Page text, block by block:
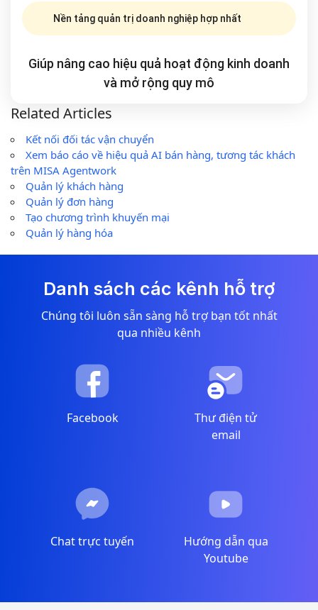
Nền tảng quản trị doanh nghiệp hợp nhất
Giúp nâng cao hiệu quả hoạt động kinh doanh
và mở rộng quy mô
Related Articles
Kết nối đối tác vận chuyển
Xem báo cáo về hiệu quả AI bán hàng, tương tác khách
trên MISA Agentwork
Quản lý khách hàng
Quản lý đơn hàng
Tạo chương trình khuyến mại
Quản lý hàng hóa
Danh sách các kênh hỗ trợ
Chúng tôi luôn sẵn sàng hỗ trợ bạn tốt nhất
qua nhiều kênh
Facebook
Thư điện tử
email
Chat trực tuyến
Hướng dẫn qua
Youtube